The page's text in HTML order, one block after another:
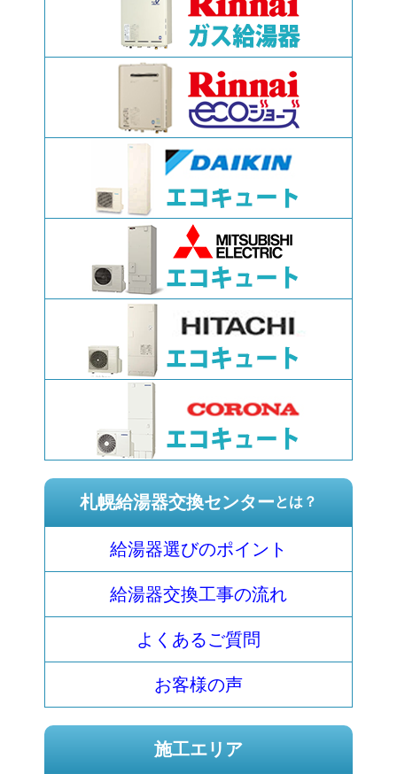
札幌給湯器交換センターとは？
給湯器選びのポイント
給湯器交換工事の流れ
よくあるご質問
お客様の声
施工エリア